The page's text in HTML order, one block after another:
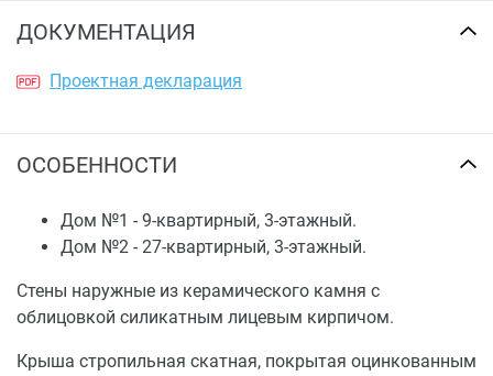
ДОКУМЕНТАЦИЯ
Проектная декларация
ОСОБЕННОСТИ
Дом №1 - 9-квартирный, 3-этажный.
Дом №2 - 27-квартирный, 3-этажный.
Стены наружные из керамического камня с
облицовкой силикатным лицевым кирпичом.
Крыша стропильная скатная, покрытая оцинкованным